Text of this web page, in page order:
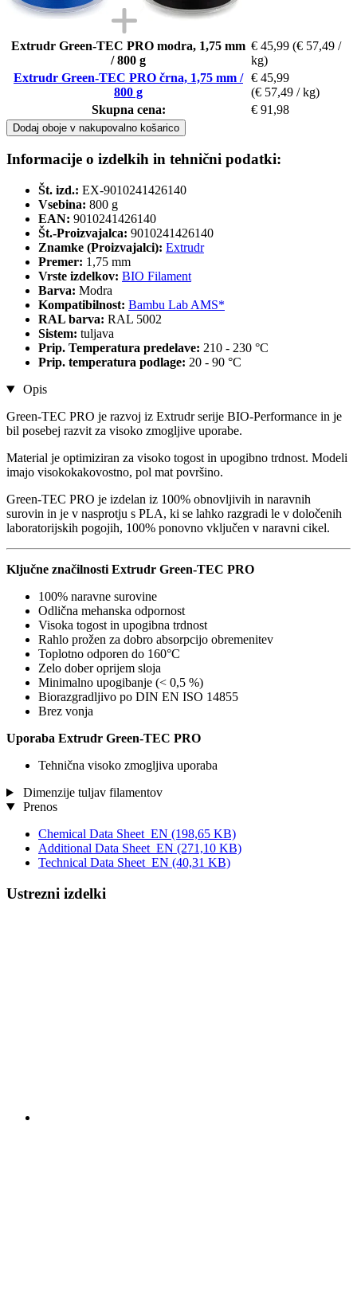
Extrudr Green-TEC PRO modra, 1,75 mm
/ 800 g
€ 45,99 (€ 57,49 /
kg)
Extrudr Green-TEC PRO črna, 1,75 mm /
800 g
€ 45,99
(€ 57,49 / kg)
Skupna cena:
€ 91,98
Dodaj oboje v nakupovalno košarico
Informacije o izdelkih in tehnični podatki:
Št. izd.: EX-9010241426140
Vsebina: 800 g
EAN: 9010241426140
Št.-Proizvajalca: 9010241426140
Znamke (Proizvajalci): Extrudr
Premer: 1,75 mm
Vrste izdelkov: BIO Filament
Barva: Modra
Kompatibilnost: Bambu Lab AMS*
RAL barva: RAL 5002
Sistem: tuljava
Prip. Temperatura predelave: 210 - 230 °C
Prip. temperatura podlage: 20 - 90 °C
Opis
Green-TEC PRO je razvoj iz Extrudr serije BIO-Performance in je
bil posebej razvit za visoko zmogljive uporabe.
Material je optimiziran za visoko togost in upogibno trdnost. Modeli
imajo visokokakovostno, pol mat površino.
Green-TEC PRO je izdelan iz 100% obnovljivih in naravnih
surovin in je v nasprotju s PLA, ki se lahko razgradi le v določenih
laboratorijskih pogojih, 100% ponovno vključen v naravni cikel.
Ključne značilnosti Extrudr Green-TEC PRO
100% naravne surovine
Odlična mehanska odpornost
Visoka togost in upogibna trdnost
Rahlo prožen za dobro absorpcijo obremenitev
Toplotno odporen do 160°C
Zelo dober oprijem sloja
Minimalno upogibanje (< 0,5 %)
Biorazgradljivo po DIN EN ISO 14855
Brez vonja
Uporaba Extrudr Green-TEC PRO
Tehnična visoko zmogljiva uporaba
Dimenzije tuljav filamentov
Prenos
Chemical Data Sheet_EN (198,65 KB)
Additional Data Sheet_EN (271,10 KB)
Technical Data Sheet_EN (40,31 KB)
Ustrezni izdelki